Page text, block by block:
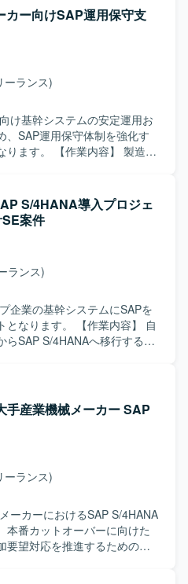
導入、および関連する可視化
要件整理、設計支援などを
体計画策定や進行管理、課題
担い、コンサルタントは各
、設計レビュー、受入支援
】 グロー
主体的にコミュニケーショ
がら物事を前に進められる方
業務を理解したうえで、論理
ードできる方、変化のある状
クトに参画いただけます。複
・システム領域を経験できる
も関わることで、上流工程
積むことができます。グロ
進を通じて、英語力やマル
ンのスキル向上も期待でき
でのプロジェクトとなりま
カー向けSAP運用保守支
ーランス)
け基幹システムの安定運用お
、SAP運用保守体制を強化す
内容】 製造メ
求に対する要件整理や概要設
容の分析および回答作成、な
グラムの改修や動作確認など
、関連部門との調整やドキ
す。 【求める人物
主体的に取り組み、関係者と
りながら課題解決を進めて
す。自ら状況を整理し、顧客
・改善に結びつけられる方に
モ
概要設計者として、要件定
広いフェーズを経験でき、
開発環境】 SAP
作業が中心となり、ABAPに
ドキュメントの作成を行っ
S/4HANA導入プロジェ
案件
ランス)
企業の基幹システムにSAPを
【作業内容】 自
らSAP S/4HANAへ移行するに
に要件整理と設計を進めてい
基幹
ェクトに上流工程から参画
庫管理領域での業務知見と
境】 SAP
ステム環境となります。
手産業機械メーカー SAP
ーランス)
ーカーにおけるSAP S/4HANA
本番カットオーバーに向けた
要望対応を推進するための人